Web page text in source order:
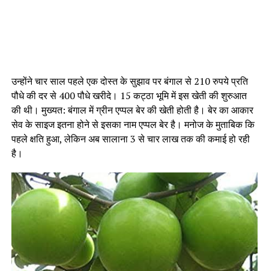
उन्होंने चार साल पहले एक दोस्त के सुझाव पर बंगाल से 210 रुपये प्रति
पौधे की दर से 400 पौधे खरीदे। 15 कट्ठा भूमि में इस खेती की शुरुआत
की थी। मुख्यत: बंगाल में ग्रीन एप्पल बेर की खेती होती है। बेर का आकार
सेव के साइज इतना होने से इसका नाम एप्पल बेर है। मनोज के मुताबिक कि
पहले क्षति हुआ, लेकिन अब सालाना 3 से चार लाख तक की कमाई हो रही
है।